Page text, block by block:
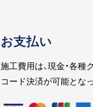
お支払い
施工費用は、現金・各種
コード決済が可能とな